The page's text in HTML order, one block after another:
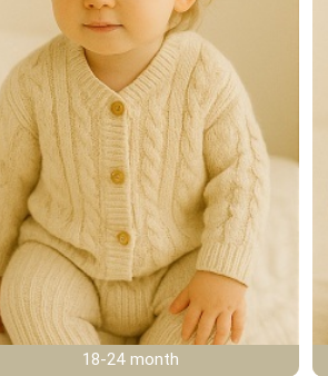
18-24 month